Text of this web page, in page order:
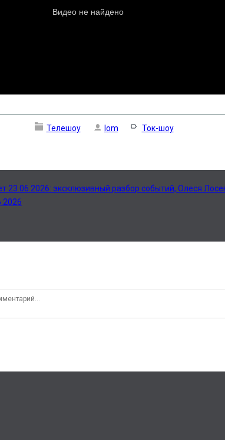
Телешоу lom Ток-шоу
23.06.2026: эксклюзивный разбор событий, Олеся